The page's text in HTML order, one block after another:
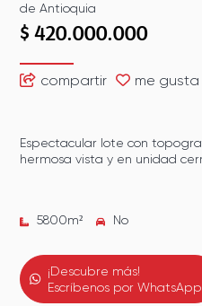
de Antioquia
$ 420.000.000
compartir me gusta
Espectacular lote con
hermosa vista y en unidad
5800m² No
¡Descubre más!
Escríbenos por WhatsApp